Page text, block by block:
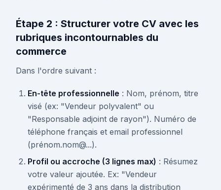
Étape 2 : Structurer votre CV avec les
rubriques incontournables du
commerce
Dans l'ordre suivant :
En-tête professionnelle : Nom, prénom, titre
visé (ex: "Vendeur polyvalent" ou
"Responsable adjoint de rayon"). Numéro de
téléphone français et email professionnel
(prénom.nom@...).
Profil ou accroche (3 lignes max) : Résumez
votre valeur ajoutée. Ex: "Vendeur
expérimenté de 3 ans dans la distribution